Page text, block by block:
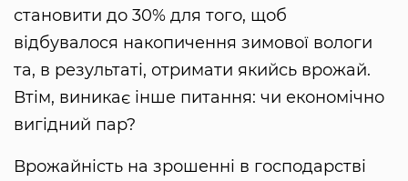
становити до 30% для того, щоб
відбувалося накопичення зимової вологи
та, в результаті, отримати якийсь врожай.
Втім, виникає інше питання: чи економічно
вигідний пар?
Врожайність на зрошенні в господарстві